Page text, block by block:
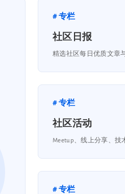
# 专栏
社区日报
精选社区每日优质文章
# 专栏
社区活动
Meetup、线上分享、技
# 专栏